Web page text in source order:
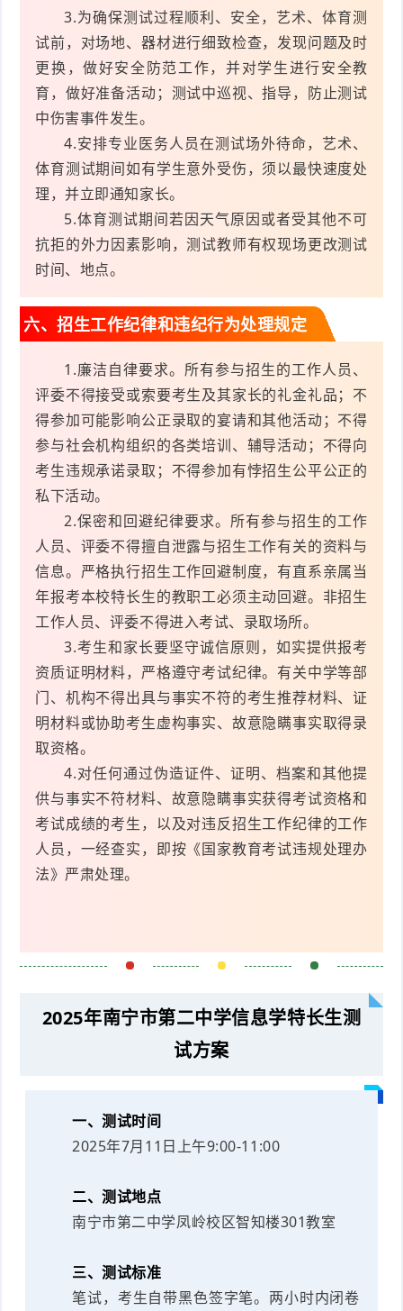
3.为确保测试过程顺利、安全，艺术、体育测
试前，对场地、器材进行细致检查，发现问题及时
更换，做好安全防范工作，并对学生进行安全教
育，做好准备活动；测试中巡视、指导，防止测试
中伤害事件发生。
4.安排专业医务人员在测试场外待命，艺术、
体育测试期间如有学生意外受伤，须以最快速度处
理，并立即通知家长。
5.体育测试期间若因天气原因或者受其他不可
抗拒的外力因素影响，测试教师有权现场更改测试
时间、地点。
六、招生工作纪律和违纪行为处理规定
1.廉洁自律要求。所有参与招生的工作人员、
评委不得接受或索要考生及其家长的礼金礼品；不
得参加可能影响公正录取的宴请和其他活动；不得
参与社会机构组织的各类培训、辅导活动；不得向
考生违规承诺录取；不得参加有悖招生公平公正的
私下活动。
2.保密和回避纪律要求。所有参与招生的工作
人员、评委不得擅自泄露与招生工作有关的资料与
信息。严格执行招生工作回避制度，有直系亲属当
年报考本校特长生的教职工必须主动回避。非招生
工作人员、评委不得进入考试、录取场所。
3.考生和家长要坚守诚信原则，如实提供报考
资质证明材料，严格遵守考试纪律。有关中学等部
门、机构不得出具与事实不符的考生推荐材料、证
明材料或协助考生虚构事实、故意隐瞒事实取得录
取资格。
4.对任何通过伪造证件、证明、档案和其他提
供与事实不符材料、故意隐瞒事实获得考试资格和
考试成绩的考生，以及对违反招生工作纪律的工作
人员，一经查实，即按《国家教育考试违规处理办
法》严肃处理。
2025年南宁市第二中学信息学特长生测
试方案
一、测试时间
2025年7月11日上午9:00-11:00
二、测试地点
南宁市第二中学凤岭校区智知楼301教室
三、测试标准
笔试，考生自带黑色签字笔。两小时内闭卷